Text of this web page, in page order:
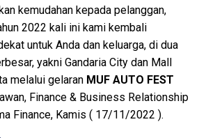
kemudahan kepada pelanggan,
2022 kali ini kami kembali
untuk Anda dan keluarga, di dua
yakni Gandaria City dan Mall
melalui gelaran MUF AUTO FEST
Finance & Business Relationship
Finance, Kamis ( 17/11/2022 ).